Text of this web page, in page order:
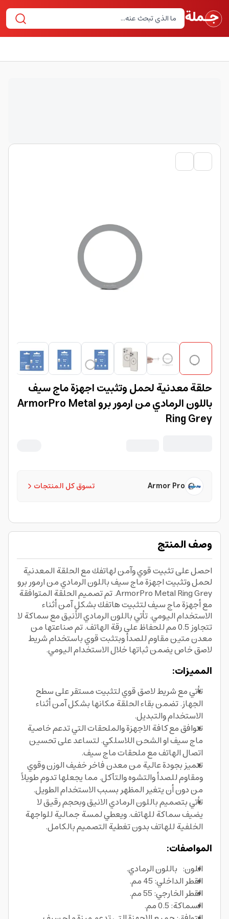
حلقة معدنية لحمل وتثبيت اجهزة ماج سيف
باللون الرمادي من ارمور برو ArmorPro Metal
Ring Grey
تسوق كل المنتجات Armor Pro
وصف المنتج
احصل على تثبيت قوي وآمن لهاتفك مع الحلقة المعدنية
لحمل وتثبيت اجهزة ماج سيف باللون الرمادي من ارمور برو
ArmorPro Metal Ring Grey. تم تصميم الحلقة المتوافقة
مع أجهزة ماج سيف لتثبيت هاتفك بشكل آمن أثناء
الاستخدام اليومي. تأتي باللون الرمادي الأنيق مع سماكة لا
تتجاوز 0.5 مم للحفاظ على رقة الهاتف. تم صناعتها من
معدن متين مقاوم للصدأ وبتثبت قوي باستخدام شريط
لاصق خاص يضمن ثباتها خلال الاستخدام اليومي.
المميزات:
تأتي مع شريط لاصق قوي لتثبيت مستقر على سطح
الجهاز. تضمن بقاء الحلقة مكانها بشكل آمن أثناء
الاستخدام والتبديل.
تتوافق مع كافة الاجهزة والملحقات التي تدعم خاصية
ماج سيف او الشحن اللاسلكي. لتساعد على تحسين
اتصال الهاتف مع ملحقات ماج سيف.
تتميز بجودة عالية من معدن فاخر خفيف الوزن وقوي
ومقاوم للصدأ والتشوه والتآكل. مما يجعلها تدوم طويلاً
من دون أن يتغير المظهر بسبب الاستخدام الطويل.
تأتي بتصميم باللون الرمادي الانيق وبحجم رقيق لا
يضيف سماكة للهاتف. ويعطي لمسة جمالية للواجهة
الخلفية للهاتف بدون تغطية التصميم بالكامل.
المواصفات:
اللون: باللون الرمادي.
القطر الداخلي: 45 مم.
القطر الخارجي: 55 مم.
السماكة: 0.5 مم.